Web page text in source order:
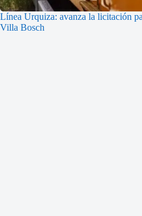
Línea Urquiza: avanza la licitación
Villa Bosch